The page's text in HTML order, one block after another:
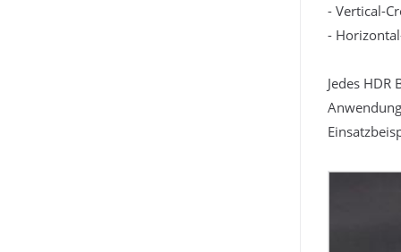
- Vertical-
-
Jedes